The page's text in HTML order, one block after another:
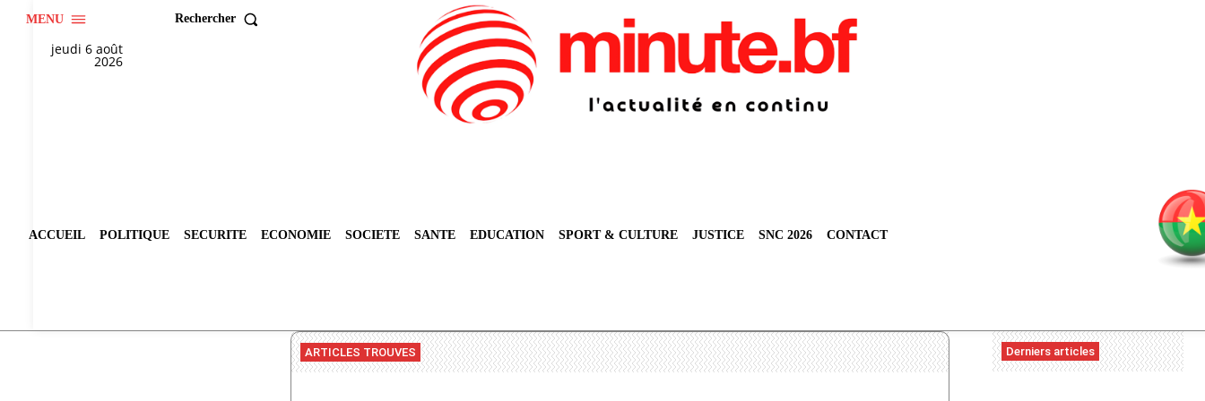
MENU Rechercher
jeudi 6 août
2026
ACCUEIL POLITIQUE SECURITE ECONOMIE SOCIETE SANTE EDUCATION SPORT & CULTURE JUSTICE SNC 2026 CONTACT
ARTICLES TROUVES Derniers articles